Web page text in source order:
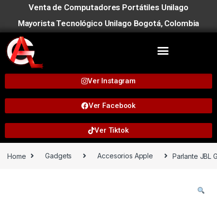
Venta de Computadores Portátiles Unilago
Mayorista Tecnológico Unilago Bogotá, Colombia
Ver Instagram
Ver Facebook
Ver Tiktok
Home Gadgets Accesorios Apple Parlante JBL